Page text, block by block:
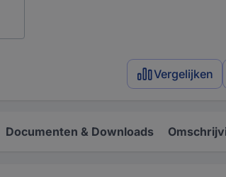
Vergelijken
Documenten & Downloads